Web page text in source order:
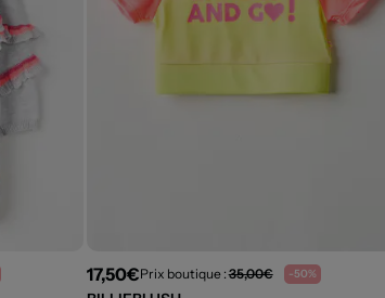
17,50€Prix boutique :35,00€ -50%